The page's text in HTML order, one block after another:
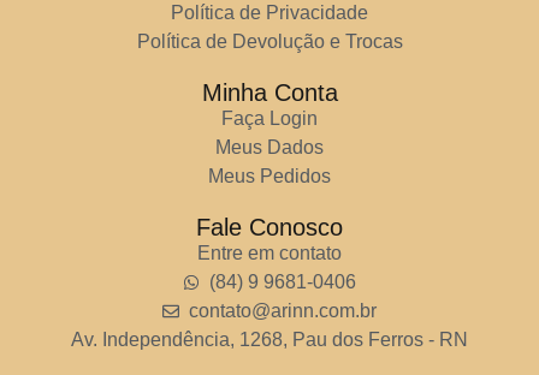
Política de Privacidade
Política de Devolução e Trocas
Minha Conta
Faça Login
Meus Dados
Meus Pedidos
Fale Conosco
Entre em contato
(84) 9 9681-0406
contato@arinn.com.br
Av. Independência, 1268, Pau dos Ferros - RN